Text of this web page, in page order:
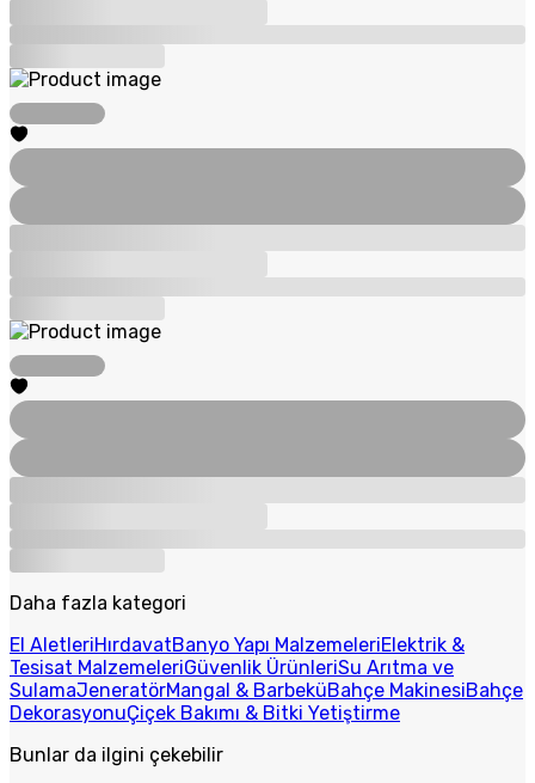
Daha fazla kategori
El AletleriHırdavatBanyo Yapı MalzemeleriElektrik &
Tesisat MalzemeleriGüvenlik ÜrünleriSu Arıtma ve
SulamaJeneratörMangal & BarbeküBahçe MakinesiBahçe
DekorasyonuÇiçek Bakımı & Bitki Yetiştirme
Bunlar da ilgini çekebilir